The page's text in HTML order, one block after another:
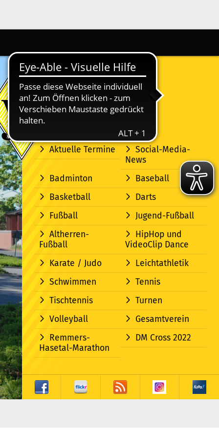
Aktuelle Termine
Social-Media-
News
Badminton
Baseball
Basketball
Darts
Fußball
Jugend-Fußball
Altherren-
Fußball
HipHop und
VideoClip Dance
Karate / Judo
Leichtathletik
Schwimmen
Tennis
Tischtennis
Turnen
Volleyball
Gesamtverein
Remmers-
Hasetal-Marathon
DM Cross 2022